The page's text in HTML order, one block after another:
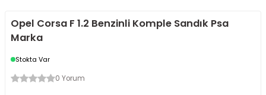
Opel Corsa F 1.2 Benzinli Komple Sandık Psa
Marka
Stokta Var
0 Yorum